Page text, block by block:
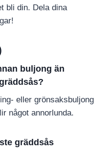
bli din. Dela dina
buljong än
eller grönsaksbuljong
något annorlunda.
gräddsås